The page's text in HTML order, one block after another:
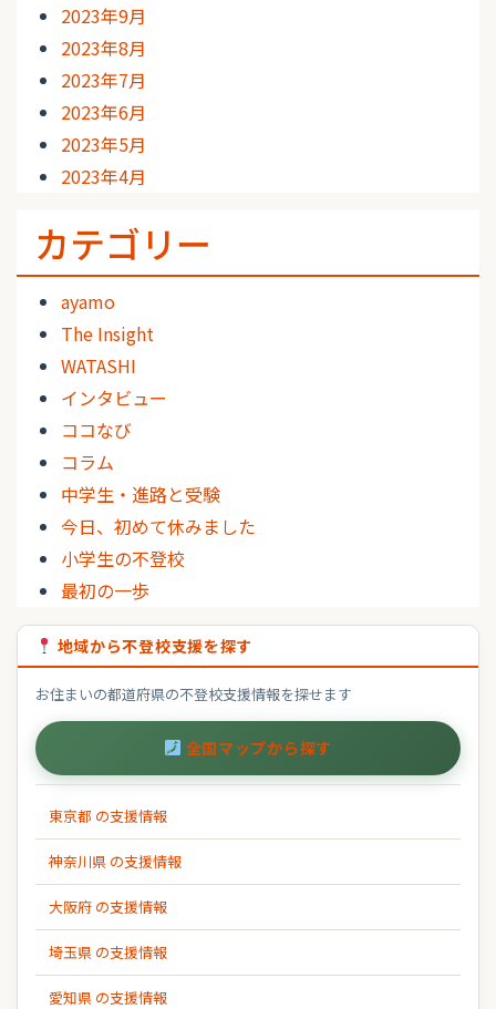
2023年9月
2023年8月
2023年7月
2023年6月
2023年5月
2023年4月
カテゴリー
ayamo
The Insight
WATASHI
インタビュー
ココなび
コラム
中学生・進路と受験
今日、初めて休みました
小学生の不登校
最初の一歩
地域から不登校支援を探す
お住まいの都道府県の不登校支援情報を探せます
全国マップから探す
東京都 の支援情報
神奈川県 の支援情報
大阪府 の支援情報
埼玉県 の支援情報
愛知県 の支援情報